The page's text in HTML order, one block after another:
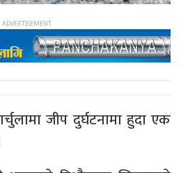
जीप दुर्घटनामा हुदा एक